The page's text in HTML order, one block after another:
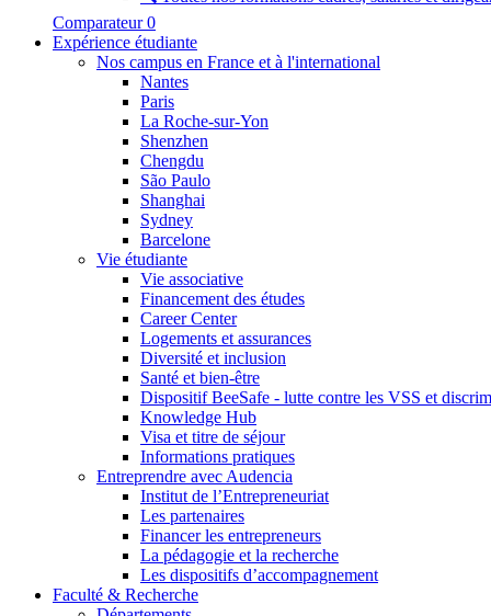
Comparateur 0
Expérience étudiante
Nos campus en France et à l'international
Nantes
Paris
La Roche-sur-Yon
Shenzhen
Chengdu
São Paulo
Shanghai
Sydney
Barcelone
Vie étudiante
Vie associative
Financement des études
Career Center
Logements et assurances
Diversité et inclusion
Santé et bien-être
Dispositif BeeSafe - lutte contre les VSS et
Knowledge Hub
Visa et titre de séjour
Informations pratiques
Entreprendre avec Audencia
Institut de l’Entrepreneuriat
Les partenaires
Financer les entrepreneurs
La pédagogie et la recherche
Les dispositifs d’accompagnement
Faculté & Recherche